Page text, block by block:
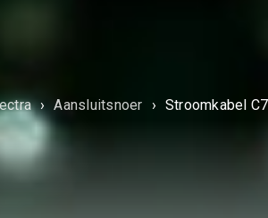
› Aansluitsnoer › Stroomkabel